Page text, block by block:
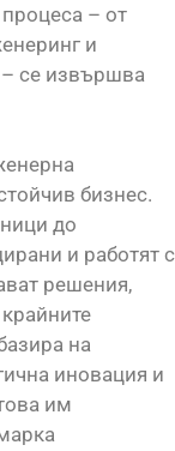
– от
и
– се извършва
бизнес.
до
и работят с
решения,
на
иновация и
им